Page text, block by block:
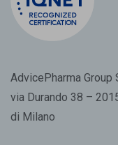
AdvicePharma Group
via Durando 38 –
di Milano